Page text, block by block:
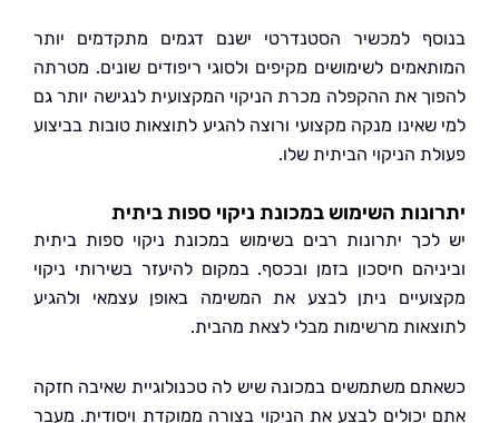
למכשיר הסטנדרטי ישנם דגמים מתקדמים יותר
לשימושים מקיפים ולסוגי ריפודים שונים. מטרתה
את ההקפלה מכרת הניקוי המקצועית לנגישה יותר גם
מנקה מקצועי ורוצה להגיע לתוצאות טובות בביצוע
הניקוי הביתית שלו.
השימוש במכונת ניקוי ספות ביתית
יתרונות רבים בשימוש במכונת ניקוי ספות ביתית
חיסכון בזמן ובכסף. במקום להיעזר בשירותי ניקוי
ניתן לבצע את המשימה באופן עצמאי ולהגיע
מרשימות מבלי לצאת מהבית.
משתמשים במכונה שיש לה טכנולוגיית שאיבה חזקה
לבצע את הניקוי בצורה ממוקדת ויסודית. מעבר